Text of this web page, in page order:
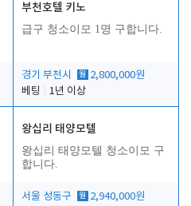
부천호텔 키노
급구 청소이모 1명 구합니다.
경기 부천시 월 2,800,000원
베팅
1년 이상
왕십리 태양모텔
왕십리 태양모텔 청소이모 구
합니다.
서울 성동구 월 2,940,000원